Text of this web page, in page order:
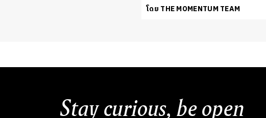
โดย THE MOMENTUM TEAM
Stay curious, be open